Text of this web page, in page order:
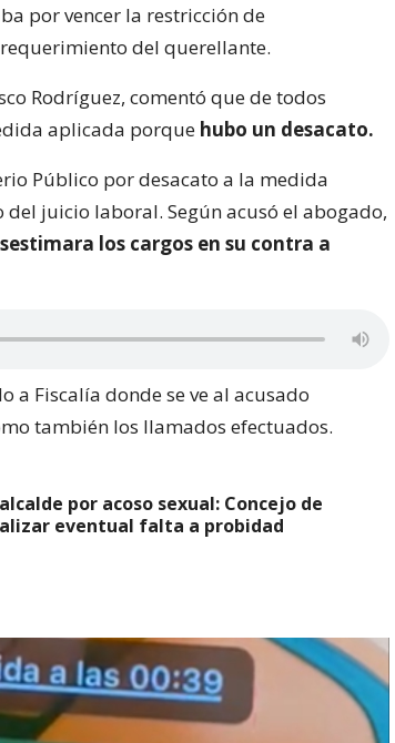
por vencer la restricción de
del querellante.
Rodríguez, comentó que de todos
aplicada porque hubo un desacato.
Público por desacato a la medida
juicio laboral. Según acusó el abogado,
los cargos en su contra a
a Fiscalía donde se ve al acusado
también los llamados efectuados.
por acoso sexual: Concejo de
eventual falta a probidad